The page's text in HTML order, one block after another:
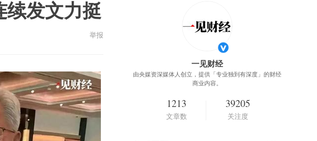
续发文力挺
举报
一见财经
由央媒资深媒体人创立，提供「专业独到有深度」的财经
商业内容。
1213
文章数
39205
关注度